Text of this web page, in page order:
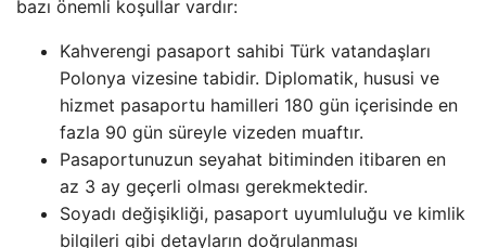
bazı önemli koşullar vardır:
Kahverengi pasaport sahibi Türk vatandaşları
Polonya vizesine tabidir. Diplomatik, hususi ve
hizmet pasaportu hamilleri 180 gün içerisinde en
fazla 90 gün süreyle vizeden muaftır.
Pasaportunuzun seyahat bitiminden itibaren en
az 3 ay geçerli olması gerekmektedir.
Soyadı değişikliği, pasaport uyumluluğu ve kimlik
bilgileri gibi detayların doğrulanması